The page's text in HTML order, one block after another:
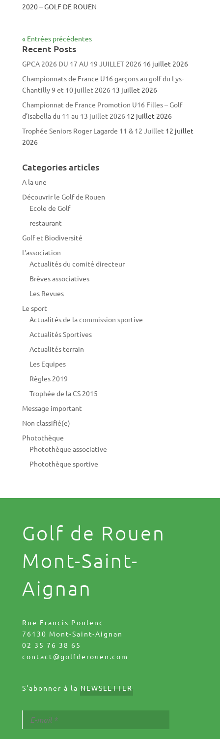
2020 – GOLF DE ROUEN
« Entrées précédentes
Recent Posts
GPCA 2026 DU 17 AU 19 JUILLET 2026 16 juillet 2026
Championnats de France U16 garçons au golf du Lys-
Chantilly 9 et 10 juillet 2026 13 juillet 2026
Championnat de France Promotion U16 Filles – Golf
d’Isabella du 11 au 13 juillet 2026 12 juillet 2026
Trophée Seniors Roger Lagarde 11 & 12 Juillet 12 juillet
2026
Categories articles
A la une
Découvrir le Golf de Rouen
Ecole de Golf
restaurant
Golf et Biodiversité
L'association
Actualités du comité directeur
Brèves associatives
Les Revues
Le sport
Actualités de la commission sportive
Actualités Sportives
Actualités terrain
Les Equipes
Règles 2019
Trophée de la CS 2015
Message important
Non classifié(e)
Photothèque
Photothèque associative
Photothèque sportive
Golf de Rouen
Mont-Saint-
Aignan
Rue Francis Poulenc
76130 Mont-Saint-Aignan
02 35 76 38 65
contact@golfderouen.com
S'abonner à la NEWSLETTER